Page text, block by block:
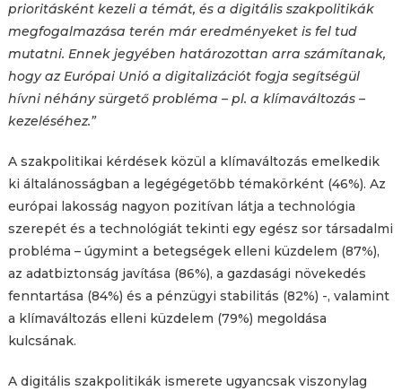
prioritásként kezeli a témát, és a digitális szakpolitikák
megfogalmazása terén már eredményeket is fel tud
mutatni. Ennek jegyében határozottan arra számítanak,
hogy az Európai Unió a digitalizációt fogja segítségül
hívni néhány sürgető probléma – pl. a klímaváltozás –
kezeléséhez.”
A szakpolitikai kérdések közül a klímaváltozás emelkedik
ki általánosságban a legégégetőbb témakörként (46%). Az
európai lakosság nagyon pozitívan látja a technológia
szerepét és a technológiát tekinti egy egész sor társadalmi
probléma – úgymint a betegségek elleni küzdelem (87%),
az adatbiztonság javítása (86%), a gazdasági növekedés
fenntartása (84%) és a pénzügyi stabilitás (82%) -, valamint
a klímaváltozás elleni küzdelem (79%) megoldása
kulcsának.
A digitális szakpolitikák ismerete ugyancsak viszonylag